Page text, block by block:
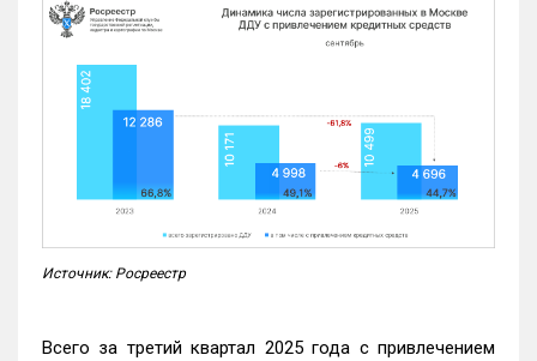
Источник: Росреестр
Всего за третий квартал 2025 года с привлечением